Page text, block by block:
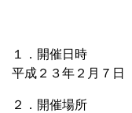
１．開催日時
平成２３年２月７日
２．開催場所